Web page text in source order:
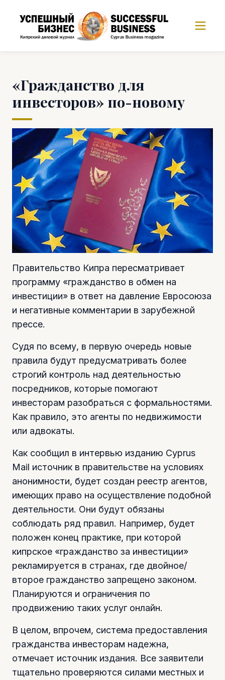
«Гражданство для
инвесторов» по-новому
Правительство Кипра пересматривает
программу «гражданство в обмен на
инвестиции» в ответ на давление Евросоюза
и негативные комментарии в зарубежной
прессе.
Судя по всему, в первую очередь новые
правила будут предусматривать более
строгий контроль над деятельностью
посредников, которые помогают
инвесторам разобраться с формальностями.
Как правило, это агенты по недвижимости
или адвокаты.
Как сообщил в интервью изданию Cyprus
Mail источник в правительстве на условиях
анонимности, будет создан реестр агентов,
имеющих право на осуществление подобной
деятельности. Они будут обязаны
соблюдать ряд правил. Например, будет
положен конец практике, при которой
кипрское «гражданство за инвестиции»
рекламируется в странах, где двойное/
второе гражданство запрещено законом.
Планируются и ограничения по
продвижению таких услуг онлайн.
В целом, впрочем, система предоставления
гражданства инвесторам надежна,
отмечает источник издания. Все заявители
тщательно проверяются силами местных и